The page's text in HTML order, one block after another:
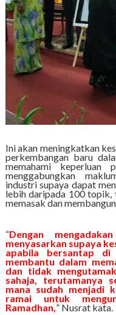
Ini akan meningkatkan
perkembangan baru
memahami keperluan
menggabungkan
industri supaya dapat
lebih daripada 100 topik,
memasak dan
“Dengan
menyasarkan supaya
apabila bersantap di
membantu dalam
dan tidak
sahaja, terutamanya
mana sudah menjadi
ramai untuk
Ramadhan,” Nusrat kata.